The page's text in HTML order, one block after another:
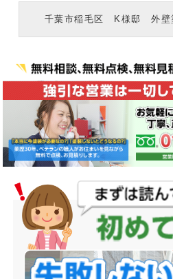
千葉市稲毛区 K様邸 外壁